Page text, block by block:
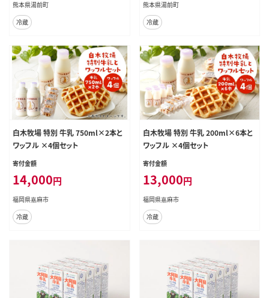
熊本県湯前町
冷蔵
熊本県湯前町
冷蔵
白木牧場 特別 牛乳 750ml×2本と
ワッフル ×4個セット
寄付金額
14,000円
福岡県嘉麻市
冷蔵
白木牧場 特別 牛乳 200ml×6本と
ワッフル ×4個セット
寄付金額
13,000円
福岡県嘉麻市
冷蔵